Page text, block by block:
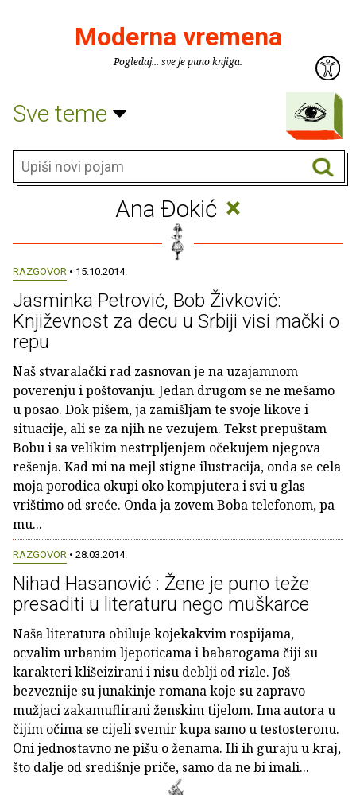
Moderna vremena
Pogledaj... sve je puno knjiga.
Sve teme
Ana Ðokić ×
RAZGOVOR • 15.10.2014.
Jasminka Petrović, Bob Živković:
Književnost za decu u Srbiji visi mački o
repu
Naš stvaralački rad zasnovan je na uzajamnom
poverenju i poštovanju. Jedan drugom se ne mešamo
u posao. Dok pišem, ja zamišljam te svoje likove i
situacije, ali se za njih ne vezujem. Tekst prepuštam
Bobu i sa velikim nestrpljenjem očekujem njegova
rešenja. Kad mi na mejl stigne ilustracija, onda se cela
moja porodica okupi oko kompjutera i svi u glas
vrištimo od sreće. Onda ja zovem Boba telefonom, pa
mu...
RAZGOVOR • 28.03.2014.
Nihad Hasanović : Žene je puno teže
presaditi u literaturu nego muškarce
Naša literatura obiluje kojekakvim rospijama,
ocvalim urbanim ljepoticama i babarogama čiji su
karakteri klišeizirani i nisu deblji od rizle. Još
bezveznije su junakinje romana koje su zapravo
mužjaci zakamuflirani ženskim tijelom. Ima autora u
čijim očima se cijeli svemir kupa samo u testosteronu.
Oni jednostavno ne pišu o ženama. Ili ih guraju u kraj,
što dalje od središnje priče, samo da ne bi imali...